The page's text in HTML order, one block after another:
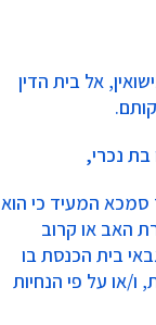
אל בית הדין
בת נכרי,
סמכא המעיד כי הוא
האב או קרוב
בית הכנסת בו
או על פי הנחיות